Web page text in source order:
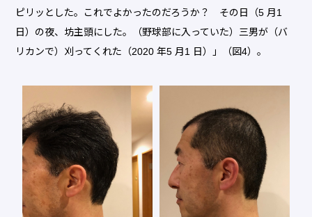
ピリッとした。これでよかったのだろうか？ その日（5 月1
日）の夜、坊主頭にした。（野球部に入っていた）三男が（バ
リカンで）刈ってくれた（2020 年5 月1 日）」（図4）。